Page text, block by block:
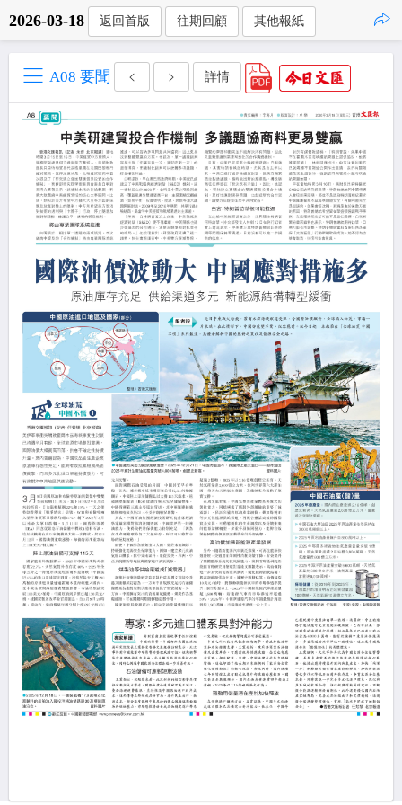
2026-03-18 返回首版 往期回顧 其他報紙
A08 要聞 詳情